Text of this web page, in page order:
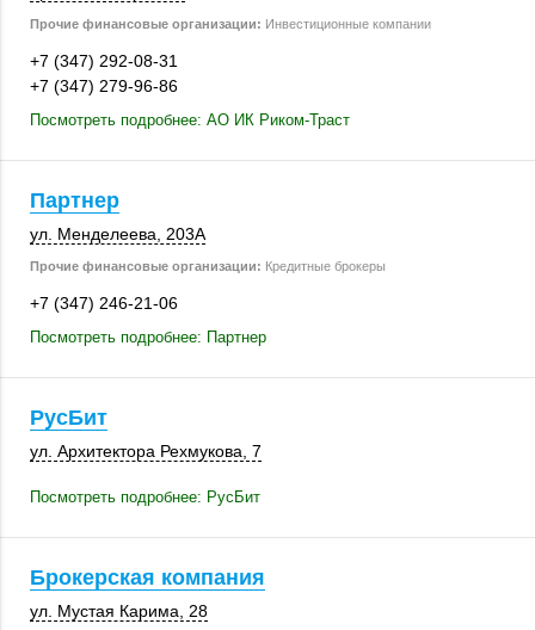
Прочие финансовые организации: Инвестиционные компании
+7 (347) 292-08-31
+7 (347) 279-96-86
Посмотреть подробнее: АО ИК Риком-Траст
Партнер
ул. Менделеева 203А
Прочие финансовые организации: Кредитные брокеры
+7 (347) 246-21-06
Посмотреть подробнее: Партнер
РусБит
ул. Архитектора Рехмукова, 7
Посмотреть подробнее: РусБит
Брокерская компания
ул. Мустая Карима, 28